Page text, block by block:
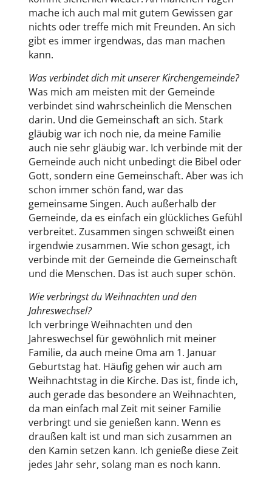
mache ich auch mal mit gutem Gewissen gar
nichts oder treffe mich mit Freunden. An sich
gibt es immer irgendwas, das man machen
kann.
Was verbindet dich mit unserer Kirchengemeinde?
Was mich am meisten mit der Gemeinde
verbindet sind wahrscheinlich die Menschen
darin. Und die Gemeinschaft an sich. Stark
gläubig war ich noch nie, da meine Familie
auch nie sehr gläubig war. Ich verbinde mit der
Gemeinde auch nicht unbedingt die Bibel oder
Gott, sondern eine Gemeinschaft. Aber was ich
schon immer schön fand, war das
gemeinsame Singen. Auch außerhalb der
Gemeinde, da es einfach ein glückliches Gefühl
verbreitet. Zusammen singen schweißt einen
irgendwie zusammen. Wie schon gesagt, ich
verbinde mit der Gemeinde die Gemeinschaft
und die Menschen. Das ist auch super schön.
Wie verbringst du Weihnachten und den
Jahreswechsel?
Ich verbringe Weihnachten und den
Jahreswechsel für gewöhnlich mit meiner
Familie, da auch meine Oma am 1. Januar
Geburtstag hat. Häufig gehen wir auch am
Weihnachtstag in die Kirche. Das ist, finde ich,
auch gerade das besondere an Weihnachten,
da man einfach mal Zeit mit seiner Familie
verbringt und sie genießen kann. Wenn es
draußen kalt ist und man sich zusammen an
den Kamin setzen kann. Ich genieße diese Zeit
jedes Jahr sehr, solang man es noch kann.